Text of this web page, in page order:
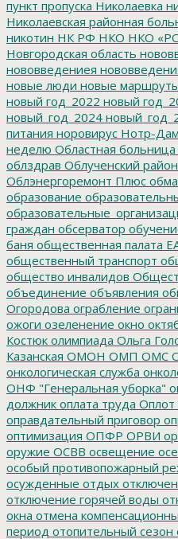
пункт пропуска Николаевка
Николаевская районная
никотин НК РФ НКО НКО
Новгородская область
нововведениея
новые люди новые
новый год_2022 новый
новый_год_2024
питания норовирус Нотр-Дам
неделю Областная больница
облздрав Облученский район
Облэнергоремонт Плюс
образование
граждан обсерватор
баня общественная палата
общественный транспорт
общество инвалидов
объединение объявления
Огородова ограбление
ожоги озеленение окно
Костюк олимпиада Ольга
Казанская ОМОН ОМП ОМС
онкологическая служба
ОНФ "Генеральная уборка"
должник оплата труда Оплот
оправдательный приговор
оптимизация ОПФР ОРВИ
оружие ОСВВ освещение
особый противопожарный
осужденные отдых
отключение горячей воды
окна отмена
период отопительный сезон